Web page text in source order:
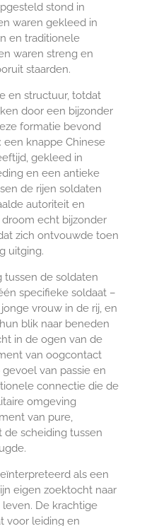
stond in
waren gekleed in
en traditionele
waren streng en
staarden.
en structuur, totdat
door een bijzonder
formatie bevond
knappe Chinese
gekleed in
en een antieke
de rijen soldaten
autoriteit en
echt bijzonder
zich ontvouwde toen
uitging.
tussen de soldaten
specifieke soldaat –
vrouw in de rij, en
blik naar beneden
in de ogen van de
van oogcontact
van passie en
connectie die de
omgeving
van pure,
scheiding tussen
als een
eigen zoektocht naar
De krachtige
voor leiding en